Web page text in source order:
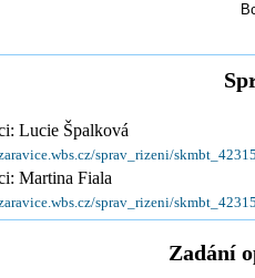
Lucie Špalková
sprav_rizeni/
Martina Fiala
sprav_rizeni/
Zadání